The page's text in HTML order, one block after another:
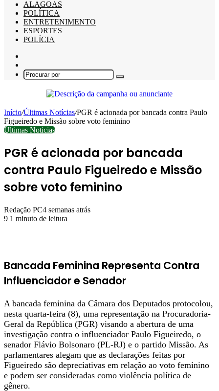
ALAGOAS
POLÍTICA
ENTRETENIMENTO
ESPORTES
POLÍCIA
skin
Procurar
Início/Últimas Notícias/PGR é acionada por bancada contra Paulo
Figueiredo e Missão sobre voto feminino
Últimas Notícias
PGR é acionada por bancada
contra Paulo Figueiredo e Missão
sobre voto feminino
Redação PC4 semanas atrás
9 1 minuto de leitura
Bancada Feminina Representa Contra
Influenciador e Senador
A bancada feminina da Câmara dos Deputados protocolou,
nesta quarta-feira (8), uma representação na Procuradoria-
Geral da República (PGR) visando a abertura de uma
investigação contra o influenciador Paulo Figueiredo, o
senador Flávio Bolsonaro (PL-RJ) e o partido Missão. As
parlamentares alegam que as declarações feitas por
Figueiredo são depreciativas em relação ao voto feminino
e podem ser consideradas como violência política de
gênero.